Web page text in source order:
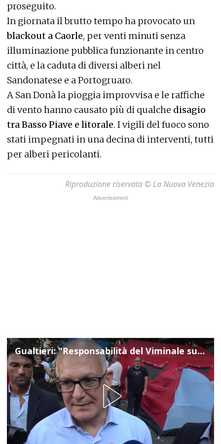
proseguito.
In giornata il brutto tempo ha provocato un
blackout a Caorle, per venti minuti senza
illuminazione pubblica funzionante in centro
città, e la caduta di diversi alberi nel
Sandonatese e a Portogruaro.
A San Donà la pioggia improvvisa e le raffiche
di vento hanno causato più di qualche disagio
tra Basso Piave e litorale. I vigili del fuoco sono
stati impegnati in una decina di interventi, tutti
per alberi pericolanti.
Riproduzione riservata © La Nuova Venezia
Gualtieri: "Responsabilità del Viminale su Spin Time? La posizione dei partiti è nota"